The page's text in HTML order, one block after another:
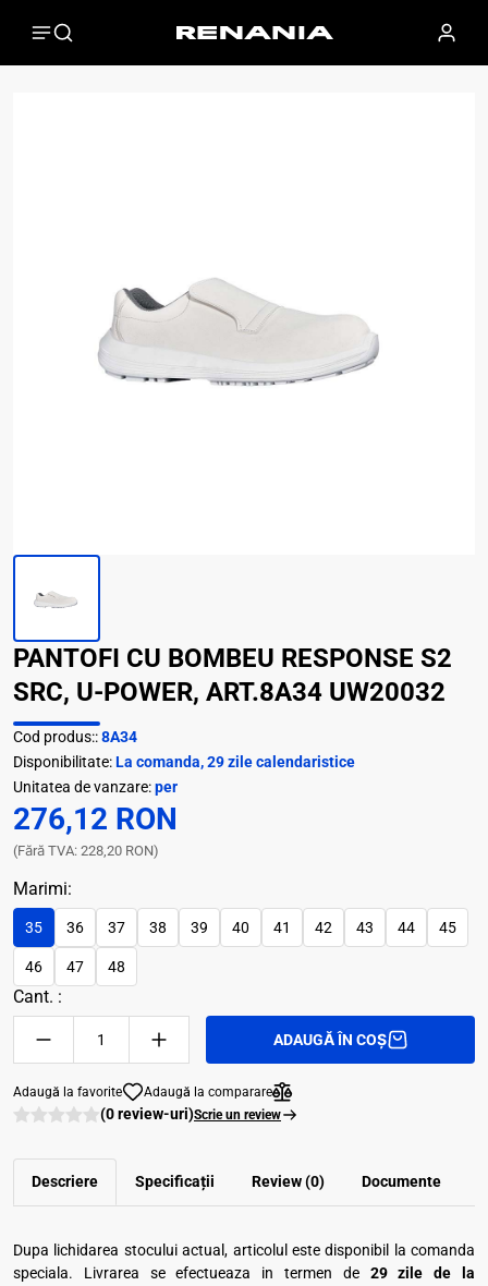
PANTOFI CU BOMBEU RESPONSE S2
SRC, U-POWER, ART.8A34 UW20032
Cod produs::8A34
Disponibilitate:La comanda, 29 zile calendaristice
Unitatea de vanzare:per
276,12 RON
(Fără TVA: 228,20 RON)
Marimi:
35 36 37 38 39 40 41 42 43 44 45
46 47 48
Cant. :
ADAUGĂ ÎN COȘ
Adaugă la favorite Adaugă la comparare
(0 review-uri)Scrie un review
Descriere Specificații Review (0) Documente
Dupa lichidarea stocului actual, articolul este disponibil la comanda
speciala. Livrarea se efectueaza in termen de 29 zile de la